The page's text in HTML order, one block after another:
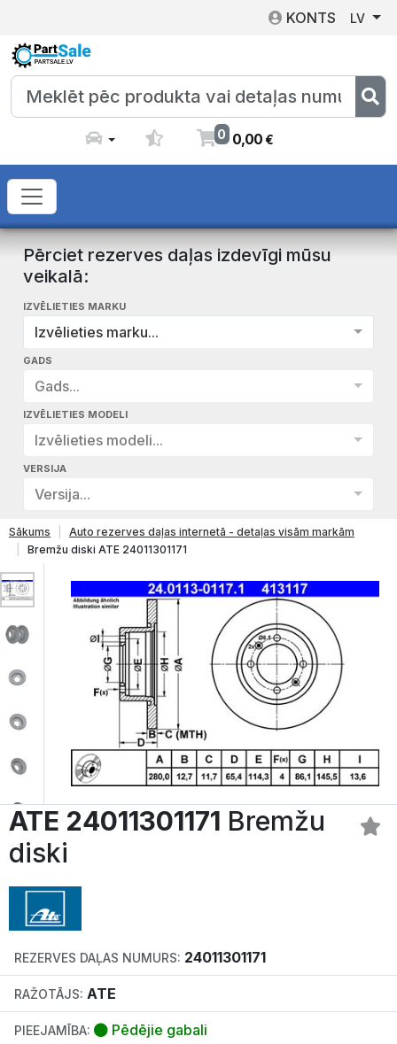
KONTS LV
0 0,00€
Pērciet rezerves daļas izdevīgi mūsu
veikalā:
IZVĒLIETIES MARKU
Izvēlieties marku...
GADS
Gads...
IZVĒLIETIES MODELI
Izvēlieties modeli...
VERSIJA
Versija...
Sākums
Auto rezerves daļas internetā - detaļas visām markām
Bremžu diski ATE 24011301171
ATE 24011301171 Bremžu
diski
REZERVES DAĻAS NUMURS: 24011301171
RAŽOTĀJS: ATE
PIEEJAMĪBA: Pēdējie gabali